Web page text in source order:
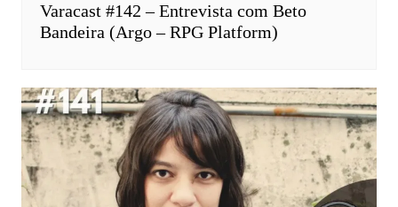
Varacast #142 – Entrevista com Beto
Bandeira (Argo – RPG Platform)